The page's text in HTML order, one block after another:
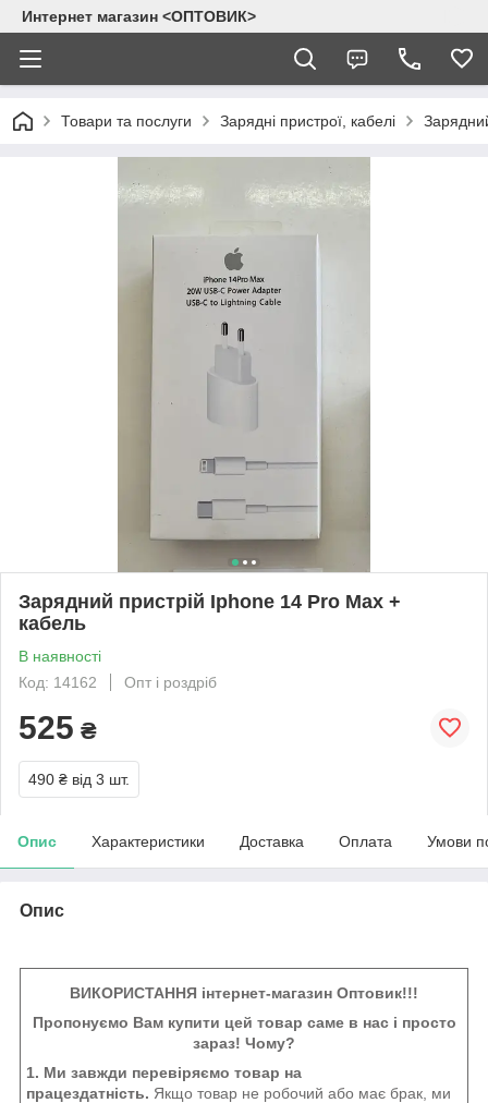
Интернет магазин <ОПТОВИК>
Товари та послуги Зарядні пристрої, кабелі
Зарядний пристрій Iphone 14 Pro Max +
кабель
В наявності
Код: 14162
Опт і роздріб
525 ₴
490 ₴ від 3 шт.
Опис Характеристики Доставка Оплата Умови
Опис
ВИКОРИСТАННЯ інтернет-магазин Оптовик!!!
Пропонуємо Вам купити цей товар саме в нас і просто
зараз! Чому?
1. Ми завжди перевіряємо товар на
працездатність. Якщо товар не робочий або має брак, ми